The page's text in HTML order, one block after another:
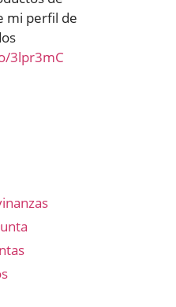
mi perfil de
3lpr3mC